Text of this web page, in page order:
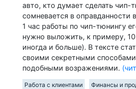
авто, кто думает сделать чип-
сомневается в оправданности
1 час работы по чип-тюнингу
нужно выложить, к примеру,
иногда и больше). В тексте
своими секретными
подобными возражениями.
Работа с клиентами Финансы и